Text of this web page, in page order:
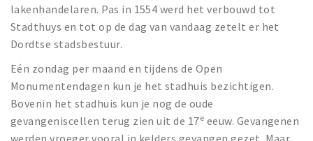
Inloggen
lakenhandelaren. Pas in 1554 werd het verbouwd tot
Stadthuys en tot op de dag van vandaag zetelt er het
Dordtse stadsbestuur.
Eén zondag per maand en tijdens de Open
Monumentendagen kun je het stadhuis bezichtigen.
Bovenin het stadhuis kun je nog de oude
gevangeniscellen terug zien uit de 17e eeuw. Gevangenen